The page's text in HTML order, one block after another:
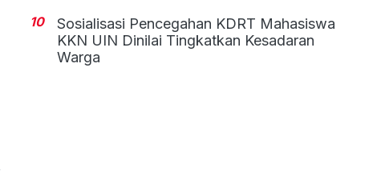
10
Sosialisasi Pencegahan KDRT Mahasiswa
KKN UIN Dinilai Tingkatkan Kesadaran
Warga